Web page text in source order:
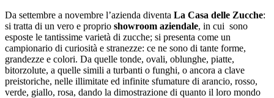
Da settembre a novembre l’azienda diventa La Casa delle Zucche:
si tratta di un vero e proprio showroom aziendale, in cui sono
esposte le tantissime varietà di zucche; si presenta come un
campionario di curiosità e stranezze: ce ne sono di tante forme,
grandezze e colori. Da quelle tonde, ovali, oblunghe, piatte,
bitorzolute, a quelle simili a turbanti o funghi, o ancora a clave
preistoriche, nelle illimitate ed infinite sfumature di arancio, rosso,
verde, giallo, rosa, dando la dimostrazione di quanto il loro mondo